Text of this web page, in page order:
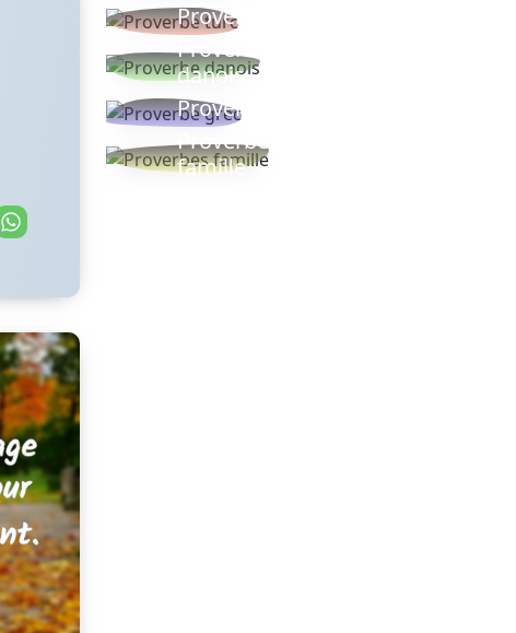
Proverbe turc
Proverbe
danois
Proverbe grec
Proverbes
famille